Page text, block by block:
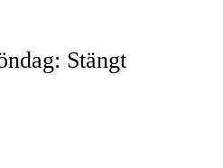
Stängt